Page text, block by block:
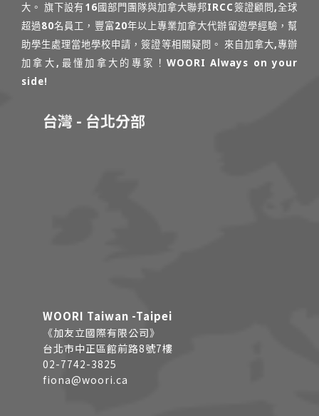
大。 旗下設有16國部門團隊與加拿大聯邦IRCC簽證顧問,全球
超過80名員工，豐富20年以上專業加拿大代辦留遊學經驗，幫
助學生處理當地學校申請，簽證等相關疑問。 來自加拿大,專辦
加拿大,最懂加拿大的專家！WOORI Always on your
side!
台灣 - 台北分部
WOORI Taiwan -Taipei
《加友立國際有限公司》
台北市中正區館前路8號7樓
02-7742-3825
fiona@woori.ca